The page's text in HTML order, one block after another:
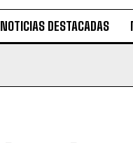
NOTICIAS DESTACADAS